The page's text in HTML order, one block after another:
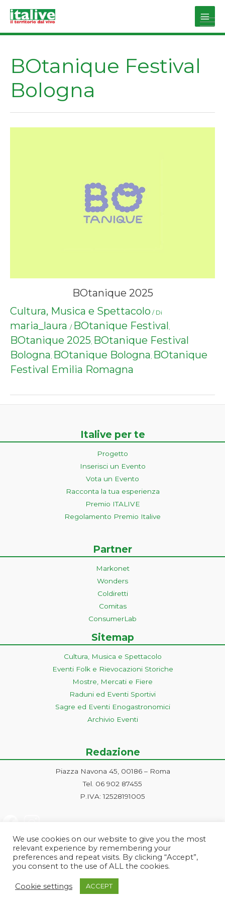
Main
BOtanique Festival
Bologna
BOtanique 2025
Cultura, Musica e Spettacolo / Di
maria_laura / BOtanique Festival ,
BOtanique 2025, BOtanique Festival
Bologna, BOtanique Bologna, BOtanique
Festival Emilia Romagna
Italive per te
Progetto
Inserisci un Evento
Vota un Evento
Racconta la tua esperienza
Premio ITALIVE
Regolamento Premio Italive
Partner
Markonet
Wonders
Coldiretti
Comitas
ConsumerLab
Sitemap
Cultura, Musica e Spettacolo
Eventi Folk e Rievocazioni Storiche
Mostre, Mercati e Fiere
Raduni ed Eventi Sportivi
Sagre ed Eventi Enogastronomici
Archivio Eventi
Redazione
Piazza Navona 45, 00186 – Roma
Tel. 06 902 87455
P.IVA: 12528191005
Roma | PI e CF: 12528191005 | markonetsrl@pec.it |
We use cookies on our website to give you the most
relevant experience by remembering your
preferences and repeat visits. By clicking “Accept”,
you consent to the use of ALL the cookies.
Cookie settings ACCEPT